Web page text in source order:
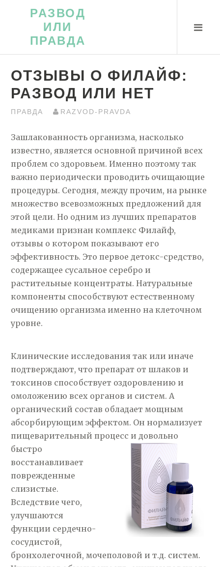
РАЗВОД
ИЛИ
ПРАВДА
ОТЗЫВЫ О ФИЛАЙФ:
РАЗВОД ИЛИ НЕТ
ПРАВДА RAZVOD-PRAVDA
Зашлакованность организма, насколько
известно, является основной причиной всех
проблем со здоровьем. Именно поэтому так
важно периодически проводить очищающие
процедуры. Сегодня, между прочим, на рынке
множество всевозможных предложений для
этой цели. Но одним из лучших препаратов
медиками признан комплекс Филайф,
отзывы о котором показывают его
эффективность. Это первое детокс-средство,
содержащее сусальное серебро и
растительные концентраты. Натуральные
компоненты способствуют естественному
очищению организма именно на клеточном
уровне.
Клинические исследования так или иначе
подтверждают, что препарат от шлаков и
токсинов способствует оздоровлению и
омоложению всех органов и систем. А
органический состав обладает мощным
абсорбирующим эффектом. Он нормализует
пищеварительный процесс и довольно
быстро
восстанавливает
поврежденные
слизистые.
Вследствие чего,
улучшаются
функции сердечно-
сосудистой,
бронхолегочной, мочеполовой и т.д. систем.